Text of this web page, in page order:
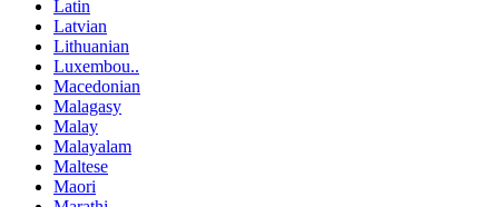
Latin
Latvian
Lithuanian
Luxembou..
Macedonian
Malagasy
Malay
Malayalam
Maltese
Maori